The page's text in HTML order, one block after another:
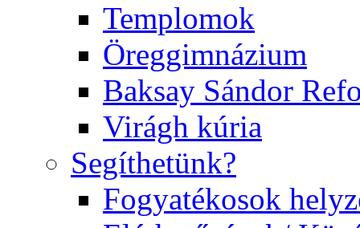
Templomok
Öreggimnázium
Baksay Sándor
Virágh kúria
Segíthetünk?
Fogyatékosok